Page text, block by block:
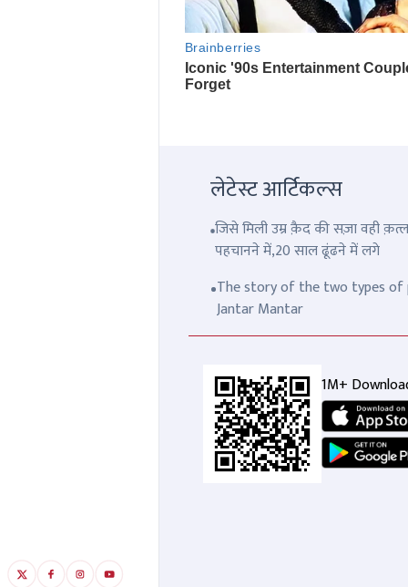
लेटेस्ट आर्टिकल्स
जिसे मिली उम्र क़ैद की सज़ा वही
पहचानने में,20 साल ढूंढने में लगे
The story of the two types of
Jantar Mantar
1M+